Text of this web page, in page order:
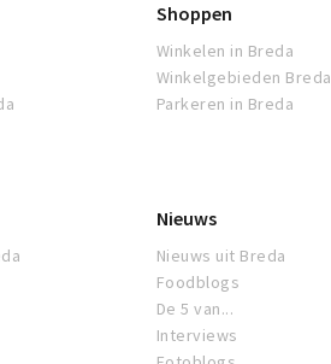
Shoppen
Winkelen in Breda
Winkelgebieden Breda
Parkeren in Breda
Nieuws
Nieuws uit Breda
Foodblogs
De 5 van...
Interviews